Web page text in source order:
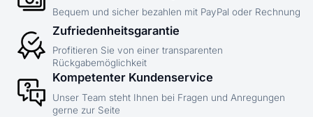
Bequem und sicher bezahlen mit PayPal oder Rechnung
Zufriedenheitsgarantie
Profitieren Sie von einer transparenten
Rückgabemöglichkeit
Kompetenter Kundenservice
Unser Team steht Ihnen bei Fragen und Anregungen
gerne zur Seite